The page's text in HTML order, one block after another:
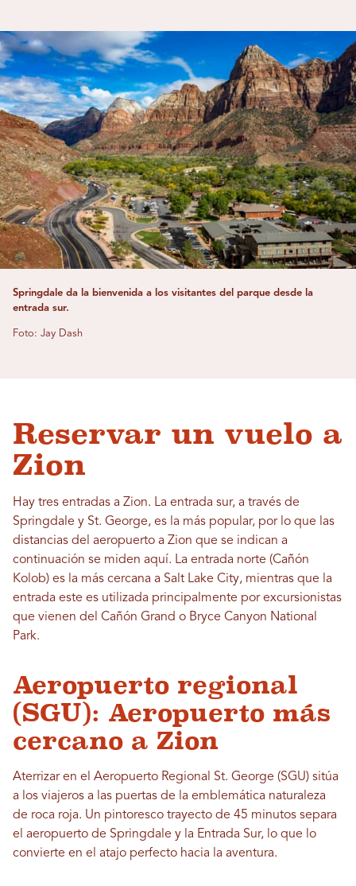
Springdale da la bienvenida a los visitantes del parque desde la
entrada sur.
Foto: Jay Dash
Reservar un vuelo a
Zion
Hay tres entradas a Zion. La entrada sur, a través de
Springdale y St. George, es la más popular, por lo que las
distancias del aeropuerto a Zion que se indican a
continuación se miden aquí. La entrada norte (Cañón
Kolob) es la más cercana a Salt Lake City, mientras que la
entrada este es utilizada principalmente por excursionistas
que vienen del Cañón Grand o Bryce Canyon National
Park.
Aeropuerto regional
(SGU): Aeropuerto más
cercano a Zion
Aterrizar en el Aeropuerto Regional St. George (SGU) sitúa
a los viajeros a las puertas de la emblemática naturaleza
de roca roja. Un pintoresco trayecto de 45 minutos separa
el aeropuerto de Springdale y la Entrada Sur, lo que lo
convierte en el atajo perfecto hacia la aventura.